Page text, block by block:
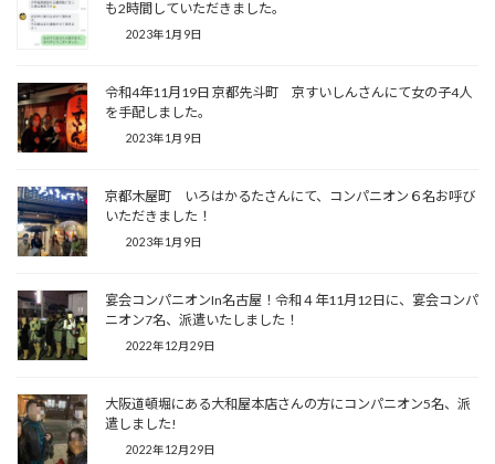
も2時間していただきました。
2023年1月9日
令和4年11月19日 京都先斗町 京すいしんさんにて女の子4人
を手配しました。
2023年1月9日
京都木屋町 いろはかるたさんにて、コンパニオン６名お呼び
いただきました！
2023年1月9日
宴会コンパニオンIn名古屋！令和４年11月12日に、宴会コンパ
ニオン7名、派遣いたしました！
2022年12月29日
大阪道頓堀にある大和屋本店さんの方にコンパニオン5名、派
遣しました!
2022年12月29日